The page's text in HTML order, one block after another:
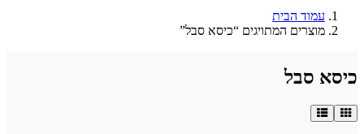
עמוד הבית
מוצרים המתויגים “כיסא סבל”
כיסא סבל